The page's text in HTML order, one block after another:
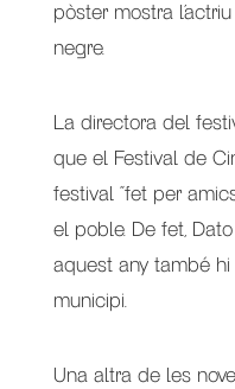
pòster mostra
negre.
La directora del
que el Festival de
festival “fet per
el poble. De fet,
aquest any també
municipi.
Una altra de les